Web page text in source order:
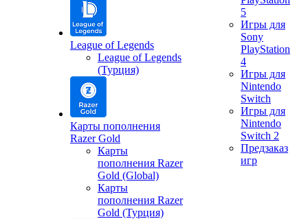
League of Legends
League of Legends
(Турция)
Карты пополнения
Razer Gold
Карты
пополнения Razer
Gold (Global)
Карты
пополнения Razer
Gold (Турция)
5
Игры для
Sony
PlayStation
4
Игры для
Nintendo
Switch
Игры для
Nintendo
Switch 2
Предзаказ
игр